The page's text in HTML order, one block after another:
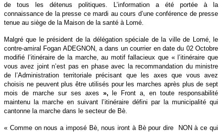
de tous les détenus politiques. L’information a été portée à la
connaissance de la presse ce mardi au cours d’une conférence de presse
tenue au siège de la Maison de la santé à Lomé.
Malgré que le président de la délégation spéciale de la ville de Lomé, le
contre-amiral Fogan ADEGNON, a dans un courrier en date du 02 Octobre
modifié l’itinéraire de la marche, au motif fallacieux que « l’itinéraire que
vous avez joint n’est pas en phase avec la recommandation du ministre
de l’Administration territoriale précisant que les axes que vous avez
choisis ne peuvent plus être utilisés pour les marches après plus de sept
mois de marche sur ses axes », le Front a, en toute responsabilité
maintenu la marche en suivant l’itinéraire défini par la municipalité qui
cantonne la marche dans le secteur de Bè.
« Comme on nous a imposé Bè, nous iront à Bè pour dire
NON à ce qui